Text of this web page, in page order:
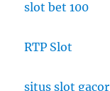
slot bet 100
RTP Slot
situs slot gacor